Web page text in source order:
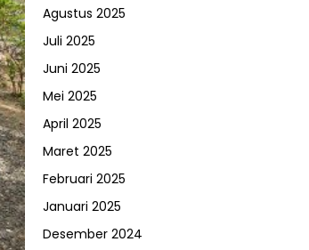
Agustus 2025
Juli 2025
Juni 2025
Mei 2025
April 2025
Maret 2025
Februari 2025
Januari 2025
Desember 2024